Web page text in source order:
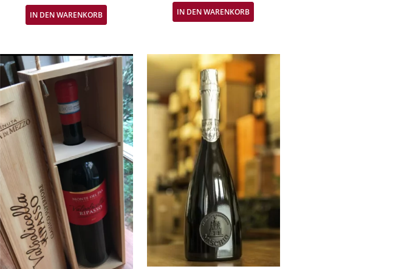
IN DEN WARENKORB IN DEN WARENKORB